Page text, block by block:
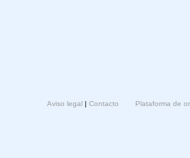
Aviso legal | Contacto Plataforma de